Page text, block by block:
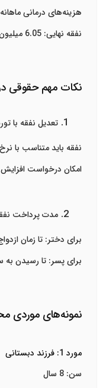
هزینه‌های درمانی ماهانه: 800 هزار
نفقه نهایی: 6.05 میلیون تومان
نکات مهم حقوقی
تعدیل نفقه با
نفقه باید متناسب با
امکان درخواست
مدت پرداخت
برای دختر: تا زمان
برای پسر: تا رسیدن به
نمونه‌های موردی
مورد 1: فرزند دبستانی
سن: 8 سال